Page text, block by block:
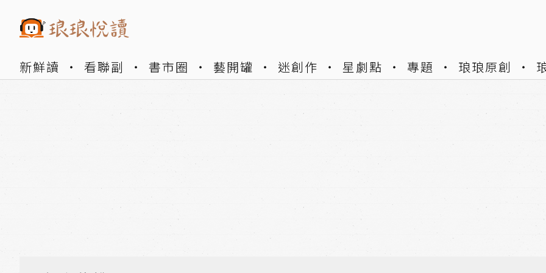
新鮮讀 看聯副 書市圈 藝開罐 迷創作 星劇點 專題 琅琅原創